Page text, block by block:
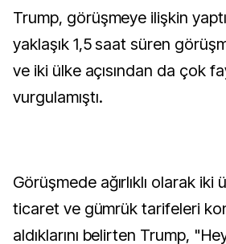
Trump, görüşmeye ilişkin
yaklaşık 1,5 saat süren
ve iki ülke açısından da çok
vurgulamıştı.
Görüşmede ağırlıklı olarak iki
ticaret ve gümrük tarifeleri
aldıklarını belirten Trump,